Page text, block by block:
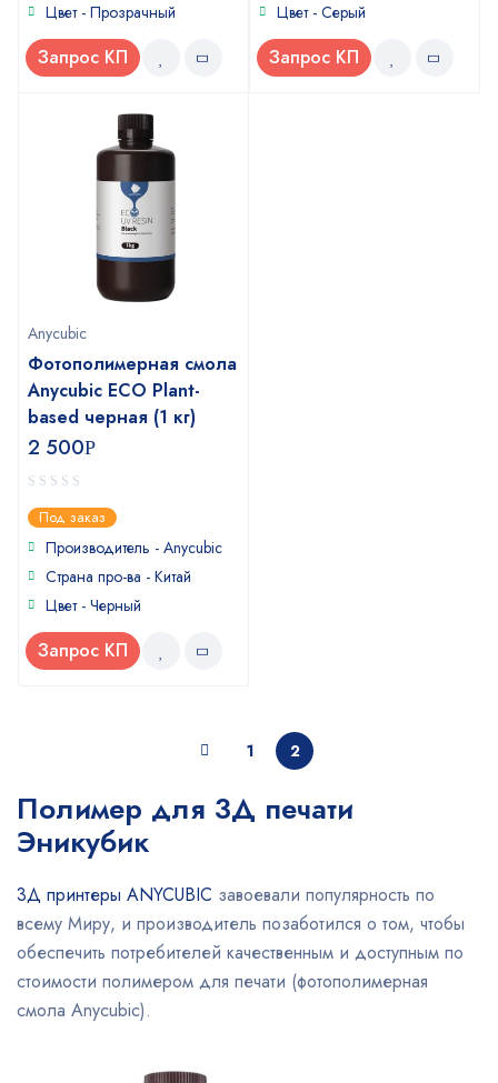
Цвет - Прозрачный
Запрос КП
Цвет - Серый
Запрос КП
Anycubic
Фотополимерная смола
Anycubic ECO Plant-
based черная (1 кг)
2 500Р
0
out
of
Под заказ
Производитель - Anycubic
Страна про-ва - Китай
Цвет - Черный
Запрос КП
1 2
Полимер для 3Д печати
Эникубик
3Д принтеры ANYCUBIC завоевали популярность по
всему Миру, и производитель позаботился о том, чтобы
обеспечить потребителей качественным и доступным по
стоимости полимером для печати (фотополимерная
смола Anycubic).